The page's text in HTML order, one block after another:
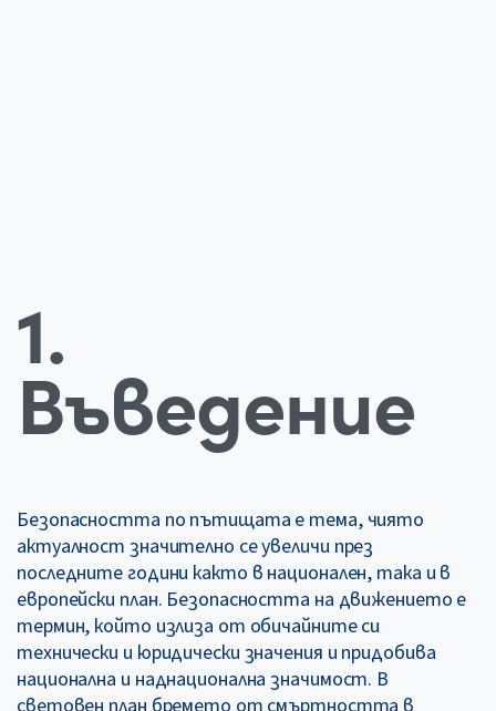
1.
Въведение
Безопасността по пътищата е тема, чиято
актуалност значително се увеличи през
последните години както в национален, така и в
европейски план. Безопасността на движението е
термин, който излиза от обичайните си
технически и юридически значения и придобива
национална и наднационална значимост. В